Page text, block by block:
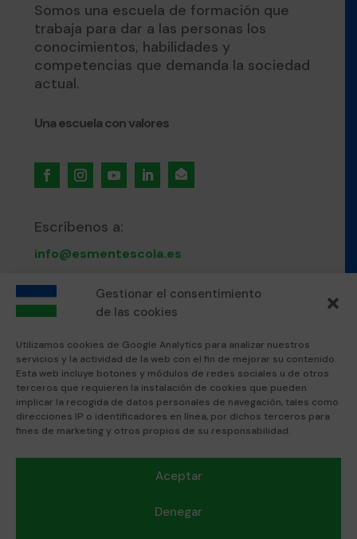
Gestionar el consentimiento
de las cookies
Utilizamos cookies de Google Analytics para analizar nuestros
servicios y la actividad de la web con el fin de mejorar su contenido.
Esta web incluye botones y módulos de redes sociales u de otros
terceros que requieren la instalación de cookies que pueden
implicar la recogida de datos personales de navegación, tales como
direcciones IP o identificadores en línea, por dichos terceros para
fines de marketing y otros propios de su responsabilidad.
Aceptar
Denegar
Somos una escuela de formación que
trabaja para dar a las personas los
conocimientos, habilidades y
competencias que demanda la sociedad
actual.
Una escuela con valores

Escríbenos a:
info@esmentescola.es
Llámanos al:
871 80 51 12
Visítanos en:
Esment Escola Professional
Esment Inca
Política de privacidad